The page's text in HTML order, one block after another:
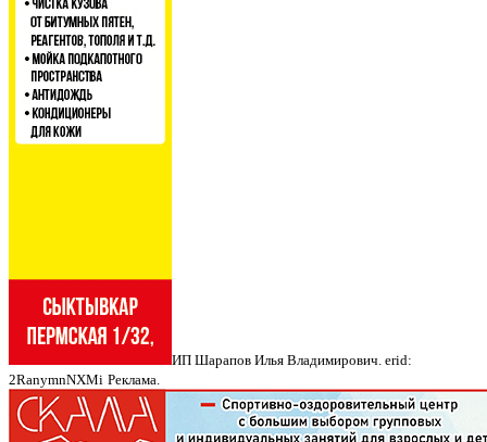
ИП Шарапов Илья Владимирович. erid:
2RanymnNXMi Реклама.